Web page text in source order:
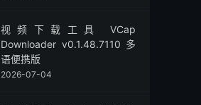
视频下载工具 VCap
Downloader v0.1.48.7110 多
语便携版
2026-07-04